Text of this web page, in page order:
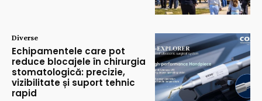
Diverse
Echipamentele care pot
reduce blocajele în chirurgia
stomatologică: precizie,
vizibilitate și suport tehnic
rapid